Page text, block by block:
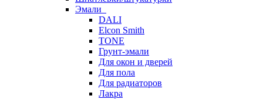
Эмали
DALI
Elcon Smith
TONE
Грунт-эмали
Для окон и дверей
Для пола
Для радиаторов
Лакра